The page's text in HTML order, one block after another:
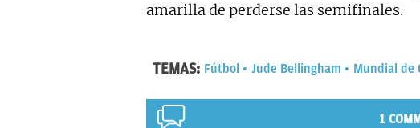
amarilla de perderse las semifinales.
TEMAS: Fútbol Jude Bellingham Mundial de
1